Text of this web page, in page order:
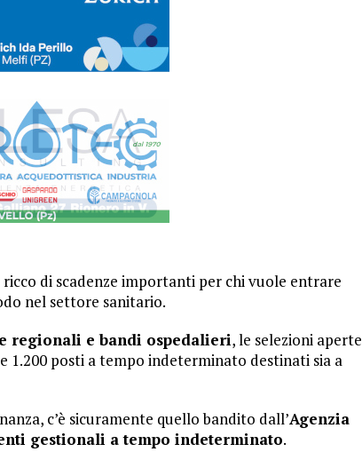
di scadenze importanti per chi vuole entrare
nel settore sanitario.
regionali e bandi ospedalieri, le selezioni aperte
posti a tempo indeterminato destinati sia a
c’è sicuramente quello bandito dall’Agenzia
gestionali a tempo indeterminato.